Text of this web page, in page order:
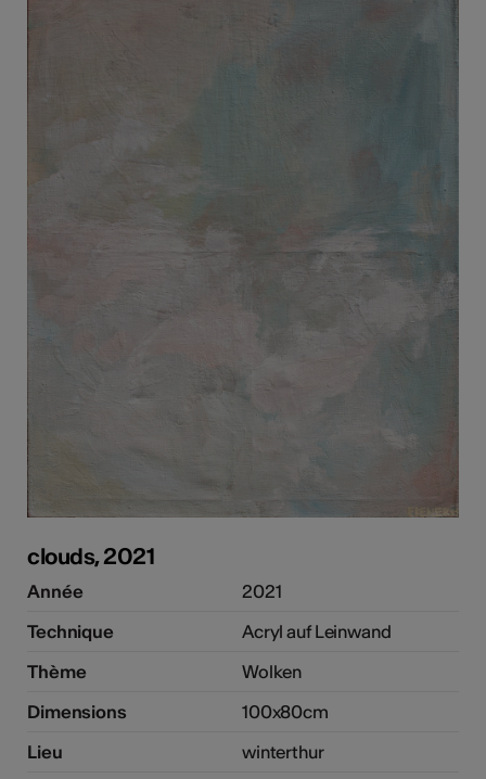
clouds, 2021
Année
2021
Technique
Acryl auf Leinwand
Thème
Wolken
Dimensions
100x80cm
Lieu
winterthur